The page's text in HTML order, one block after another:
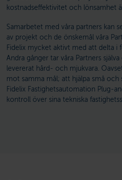
kostnadseffektivitet och lönsamhet
Samarbetet med våra partners kan
av projekt och de önskemål våra
Fidelix mycket aktivt med att delta i
Andra gånger tar våra Partners
levererat hård- och mjukvara.
mot samma mål; att hjälpa små och
Fidelix Fastighetsautomation Plug-
kontroll över sina tekniska